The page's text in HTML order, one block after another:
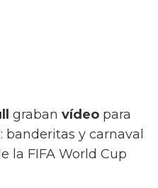
graban vídeo para
: banderitas y carnaval
la FIFA World Cup